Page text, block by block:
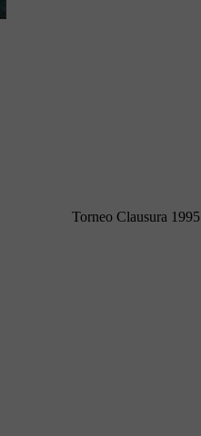
Torneo Clausura 1995